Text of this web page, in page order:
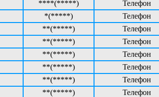
****(*****)
Телефон
*(*****)
Телефон
**(*****)
Телефон
**(*****)
Телефон
**(*****)
Телефон
**(*****)
Телефон
**(*****)
Телефон
**(*****)
Телефон